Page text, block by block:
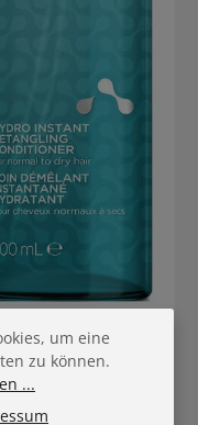
Professional
Hydro Instant
Detangling
200 ml
um eine
zu können.
...